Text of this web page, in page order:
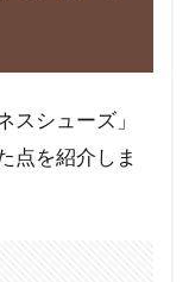
スシューズ」
点を紹介しま